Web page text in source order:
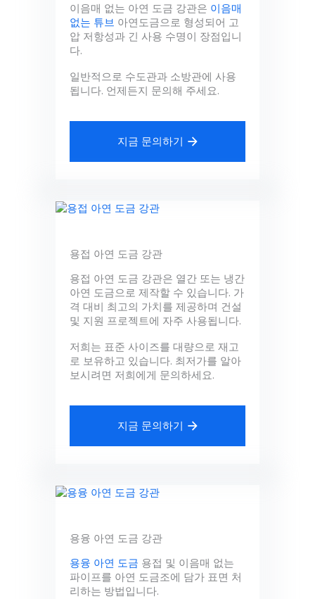
이음매 없는 아연 도금 강관은 이음매
없는 튜브 아연도금으로 형성되어 고
압 저항성과 긴 사용 수명이 장점입니
다.
일반적으로 수도관과 소방관에 사용
됩니다. 언제든지 문의해 주세요.
지금 문의하기
용접 아연 도금 강관
용접 아연 도금 강관은 열간 또는 냉간
아연 도금으로 제작할 수 있습니다. 가
격 대비 최고의 가치를 제공하며 건설
및 지원 프로젝트에 자주 사용됩니다.
저희는 표준 사이즈를 대량으로 재고
로 보유하고 있습니다. 최저가를 알아
보시려면 저희에게 문의하세요.
지금 문의하기
용융 아연 도금 강관
용융 아연 도금 용접 및 이음매 없는
파이프를 아연 도금조에 담가 표면 처
리하는 방법입니다.